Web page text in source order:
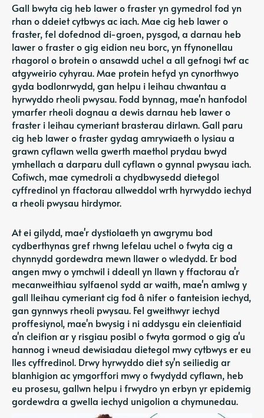
Gall bwyta cig heb lawer o fraster yn gymedrol fod yn
rhan o ddeiet cytbwys ac iach. Mae cig heb lawer o
fraster, fel dofednod di-groen, pysgod, a darnau heb
lawer o fraster o gig eidion neu borc, yn ffynonellau
rhagorol o brotein o ansawdd uchel a all gefnogi twf ac
atgyweirio cyhyrau. Mae protein hefyd yn cynorthwyo
gyda bodlonrwydd, gan helpu i leihau chwantau a
hyrwyddo rheoli pwysau. Fodd bynnag, mae'n hanfodol
ymarfer rheoli dognau a dewis darnau heb lawer o
fraster i leihau cymeriant brasterau dirlawn. Gall paru
cig heb lawer o fraster gydag amrywiaeth o lysiau a
grawn cyflawn wella gwerth maethol prydau bwyd
ymhellach a darparu dull cyflawn o gynnal pwysau iach.
Cofiwch, mae cymedroli a chydbwysedd dietegol
cyffredinol yn ffactorau allweddol wrth hyrwyddo iechyd
a rheoli pwysau hirdymor.
At ei gilydd, mae'r dystiolaeth yn awgrymu bod
cydberthynas gref rhwng lefelau uchel o fwyta cig a
chynnydd gordewdra mewn llawer o wledydd. Er bod
angen mwy o ymchwil i ddeall yn llawn y ffactorau a'r
mecanweithiau sylfaenol sydd ar waith, mae'n amlwg y
gall lleihau cymeriant cig fod â nifer o fanteision iechyd,
gan gynnwys rheoli pwysau. Fel gweithwyr iechyd
proffesiynol, mae'n bwysig i ni addysgu ein cleientiaid
a'n cleifion ar y risgiau posibl o fwyta gormod o gig a'u
hannog i wneud dewisiadau dietegol mwy cytbwys er eu
lles cyffredinol. Drwy hyrwyddo diet sy'n seiliedig ar
blanhigion ac ymgorffori mwy o fwydydd cyflawn, heb
eu prosesu, gallwn helpu i frwydro yn erbyn yr epidemig
gordewdra a gwella iechyd unigolion a chymunedau.